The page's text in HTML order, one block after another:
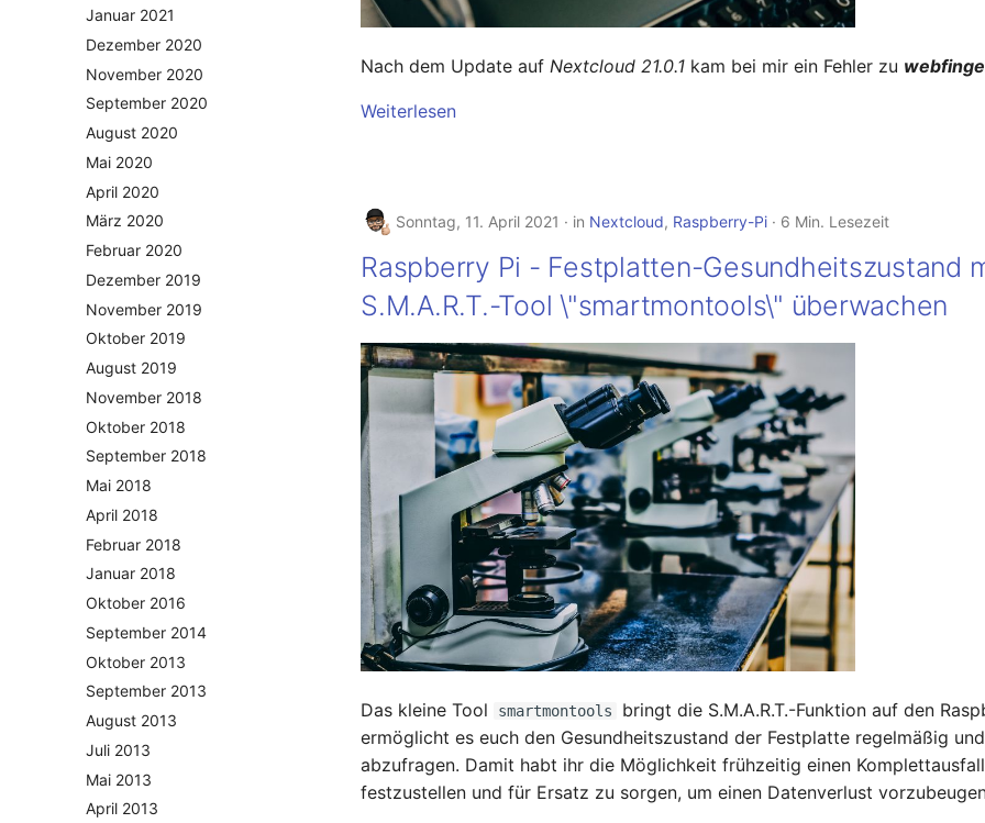
Januar 2021
Dezember 2020
November 2020
September 2020
August 2020
Mai 2020
April 2020
März 2020
Februar 2020
Dezember 2019
November 2019
Oktober 2019
August 2019
November 2018
Oktober 2018
September 2018
Mai 2018
April 2018
Februar 2018
Januar 2018
Oktober 2016
September 2014
Oktober 2013
September 2013
August 2013
Juli 2013
Mai 2013
April 2013
Nach dem Update auf Nextcloud 21.0.1 kam bei mir ein Fehler zu
Weiterlesen
Sonntag, 11. April 2021 in Nextcloud, Raspberry-Pi 6 Min. Lesezeit
Raspberry Pi - Festplatten-Gesundheitszustand
S.M.A.R.T.-Tool \"smartmontools\" überwachen
Das kleine Tool smartmontools
bringt die S.M.A.R.T.-Funktion auf den
ermöglicht es euch den Gesundheitszustand der Festplatte regelmäßig
abzufragen. Damit habt ihr die Möglichkeit frühzeitig einen
festzustellen und für Ersatz zu sorgen, um einen Datenverlust